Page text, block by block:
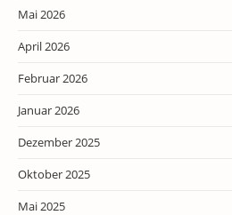
Mai 2026
April 2026
Februar 2026
Januar 2026
Dezember 2025
Oktober 2025
Mai 2025